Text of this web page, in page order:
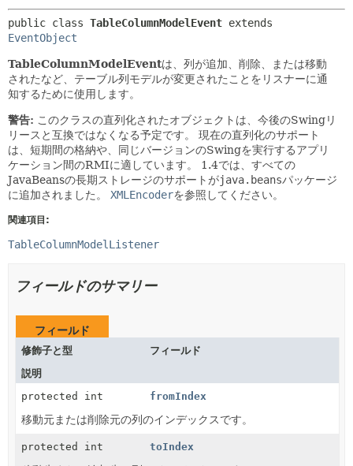
索引
メソッド
public class TableColumnModelEvent
EventObject
TableColumnModelEventは、列が追加、削除、または移動
されたなど、テーブル列モデルが変更されたことをリスナーに通
知するために使用します。
警告: このクラスの直列化されたオブジェクトは、今後のSwingリ
リースと互換ではなくなる予定です。
現在の直列化のサポート
は、短期間の格納や、同じバージョンのSwingを実行するアプリ
ケーション間のRMIに適しています。
1.4では、すべての
JavaBeansの長期ストレージのサポートがjava.beansパッケージ
に追加されました。
XMLEncoderを参照してください。
関連項目:
TableColumnModelListener
フィールドのサマリー
フィールド
修飾子と型
フィールド
説明
protected int
fromIndex
移動元または削除元の列のインデックスです。
protected int toIndex